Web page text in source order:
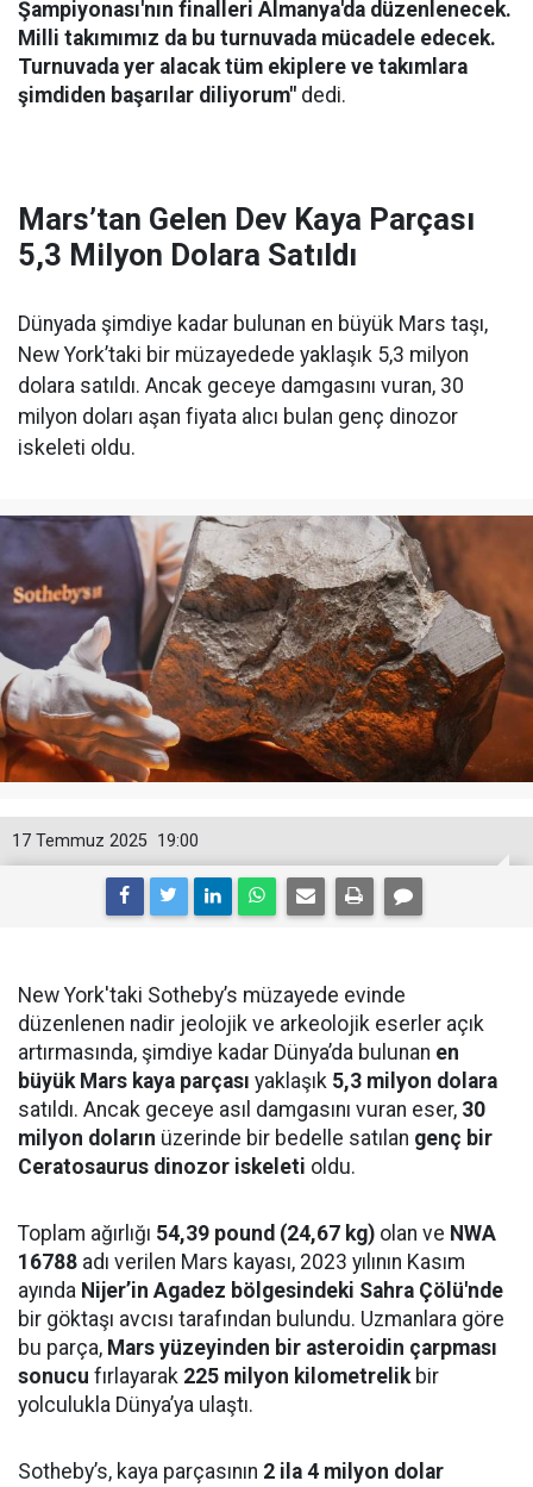
Şampiyonası'nın finalleri Almanya'da düzenlenecek.
Milli takımımız da bu turnuvada mücadele edecek.
Turnuvada yer alacak tüm ekiplere ve takımlara
şimdiden başarılar diliyorum" dedi.
Mars’tan Gelen Dev Kaya Parçası
5,3 Milyon Dolara Satıldı
Dünyada şimdiye kadar bulunan en büyük Mars taşı,
New York’taki bir müzayedede yaklaşık 5,3 milyon
dolara satıldı. Ancak geceye damgasını vuran, 30
milyon doları aşan fiyata alıcı bulan genç dinozor
iskeleti oldu.
19:00
17 Temmuz 2025
New York'taki Sotheby’s müzayede evinde
düzenlenen nadir jeolojik ve arkeolojik eserler açık
artırmasında, şimdiye kadar Dünya’da bulunan en
büyük Mars kaya parçası yaklaşık 5,3 milyon dolara
satıldı. Ancak geceye asıl damgasını vuran eser, 30
milyon doların üzerinde bir bedelle satılan genç bir
Ceratosaurus dinozor iskeleti oldu.
Toplam ağırlığı 54,39 pound (24,67 kg) olan ve NWA
16788 adı verilen Mars kayası, 2023 yılının Kasım
ayında Nijer’in Agadez bölgesindeki Sahra Çölü'nde
bir göktaşı avcısı tarafından bulundu. Uzmanlara göre
bu parça, Mars yüzeyinden bir asteroidin çarpması
sonucu fırlayarak 225 milyon kilometrelikbir
yolculukla Dünya’ya ulaştı.
Sotheby’s, kaya parçasının 2 ila 4 milyon dolar